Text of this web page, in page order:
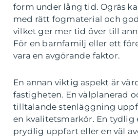
form under lång tid. Ogräs
med rätt fogmaterial och
vilket ger mer tid över till
För en barnfamilj eller ett
vara en avgörande faktor.
En annan viktig aspekt är
fastigheten. En välplanerad
tilltalande stenläggning
en kvalitetsmarkör. En tydlig
prydlig uppfart eller en väl